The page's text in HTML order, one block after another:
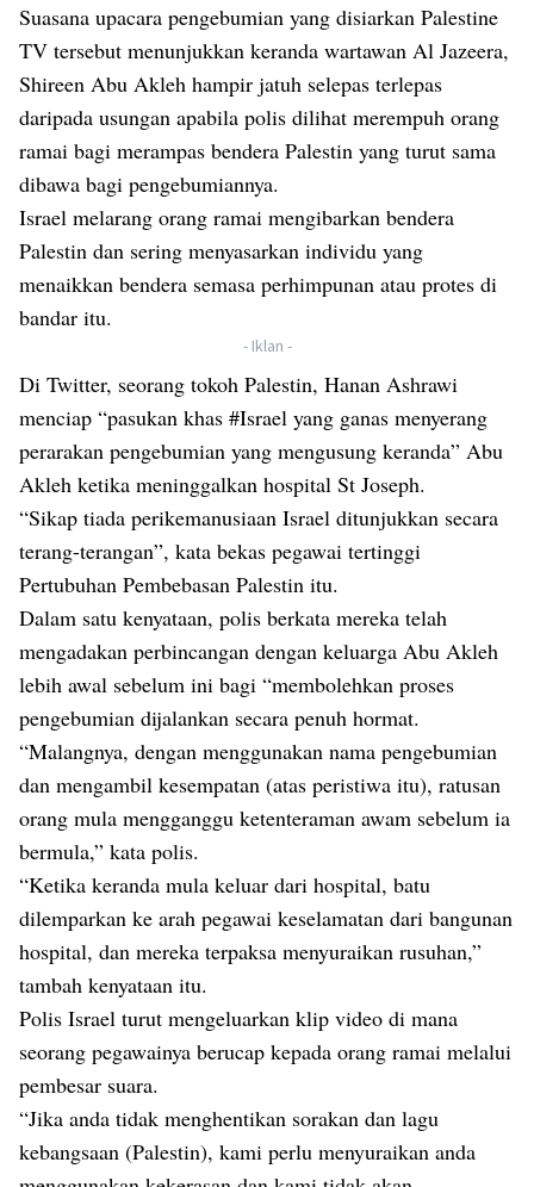
Suasana upacara pengebumian yang disiarkan Palestine
TV tersebut menunjukkan keranda wartawan Al Jazeera,
Shireen Abu Akleh hampir jatuh selepas terlepas
daripada usungan apabila polis dilihat merempuh orang
ramai bagi merampas bendera Palestin yang turut sama
dibawa bagi pengebumiannya.
Israel melarang orang ramai mengibarkan bendera
Palestin dan sering menyasarkan individu yang
menaikkan bendera semasa perhimpunan atau protes di
bandar itu.
- Iklan -
Di Twitter, seorang tokoh Palestin, Hanan Ashrawi
menciap “pasukan khas #Israel yang ganas menyerang
perarakan pengebumian yang mengusung keranda” Abu
Akleh ketika meninggalkan hospital St Joseph.
“Sikap tiada perikemanusiaan Israel ditunjukkan secara
terang-terangan”, kata bekas pegawai tertinggi
Pertubuhan Pembebasan Palestin itu.
Dalam satu kenyataan, polis berkata mereka telah
mengadakan perbincangan dengan keluarga Abu Akleh
lebih awal sebelum ini bagi “membolehkan proses
pengebumian dijalankan secara penuh hormat.
“Malangnya, dengan menggunakan nama pengebumian
dan mengambil kesempatan (atas peristiwa itu), ratusan
orang mula mengganggu ketenteraman awam sebelum ia
bermula,” kata polis.
“Ketika keranda mula keluar dari hospital, batu
dilemparkan ke arah pegawai keselamatan dari bangunan
hospital, dan mereka terpaksa menyuraikan rusuhan,”
tambah kenyataan itu.
Polis Israel turut mengeluarkan klip video di mana
seorang pegawainya berucap kepada orang ramai melalui
pembesar suara.
“Jika anda tidak menghentikan sorakan dan lagu
kebangsaan (Palestin), kami perlu menyuraikan anda